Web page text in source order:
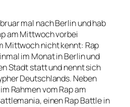
mal nach Berlin und hab
am Mittwoch vorbei
Mittwoch nicht kennt: Rap
im Monat in Berlin und
Stadt statt und nennt sich
Deutschlands. Neben
Rahmen vom Rap am
einen Rap Battle in